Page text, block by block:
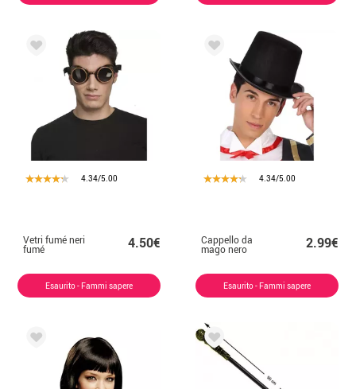
4.34/5.00
Vetri fumé neri
fumé 4.50€
Esaurito - Fammi sapere
4.34/5.00
Cappello da
mago nero 2.99€
Esaurito - Fammi sapere